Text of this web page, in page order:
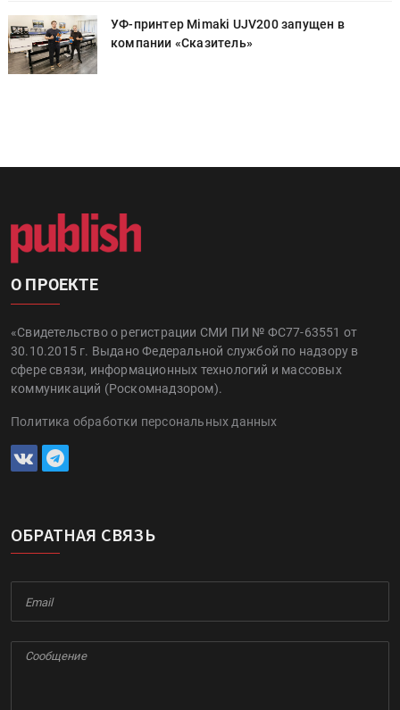
УФ-принтер Mimaki UJV200 запущен в
компании «Сказитель»
О ПРОЕКТЕ
«Свидетельство о регистрации СМИ ПИ № ФС77-63551 от
30.10.2015 г. Выдано Федеральной службой по надзору в
сфере связи, информационных технологий и массовых
коммуникаций (Роскомнадзором).
Политика обработки персональных данных
ОБРАТНАЯ СВЯЗЬ